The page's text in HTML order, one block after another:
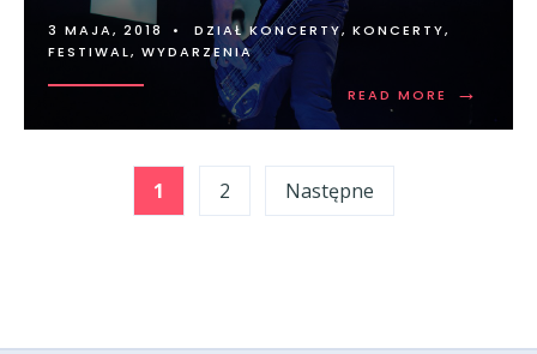
3 MAJA, 2018 • DZIAŁ KONCERTY, KONCERTY,
FESTIWAL, WYDARZENIA
READ MORE →
Stronicowanie
wpisów
1 2 Następne